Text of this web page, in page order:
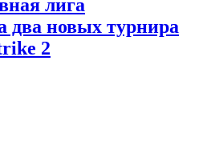
лига
два новых турнира
2